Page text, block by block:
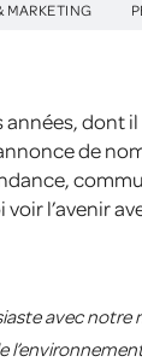
MARKETING
années,
de
l’avenir
avec notre